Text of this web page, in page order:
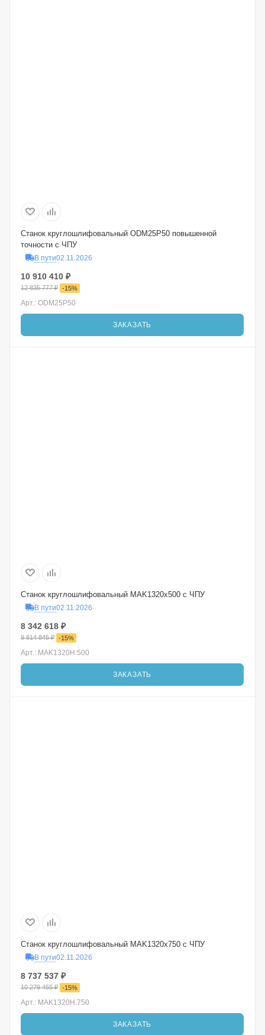
Станок круглошлифовальный ODM25P50 повышенной
точности с ЧПУ
В пути02.11.2026
10 910 410 ₽
12 835 777₽ -15%
Арт.: ODM25P50
ЗАКАЗАТЬ
Станок круглошлифовальный MAK1320x500 с ЧПУ
В пути02.11.2026
8 342 618 ₽
9 814 845₽ -15%
Арт.: MAK1320H.500
ЗАКАЗАТЬ
Станок круглошлифовальный MAK1320x750 с ЧПУ
В пути02.11.2026
8 737 537 ₽
10 279 455₽ -15%
Арт.: MAK1320H.750
ЗАКАЗАТЬ